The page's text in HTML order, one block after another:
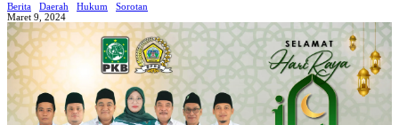
PERISTIWA
AGRARIA
DAERAH
HUKUM
EKONOMI
OLAHRAGA
Berita Daerah Hukum
Sorotan
Maret 9, 2024